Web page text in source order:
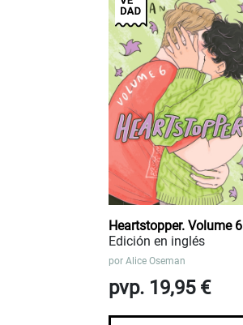
Heartstopper. Volume 6
Edición en inglés
por Alice Oseman
pvp. 19,95 €